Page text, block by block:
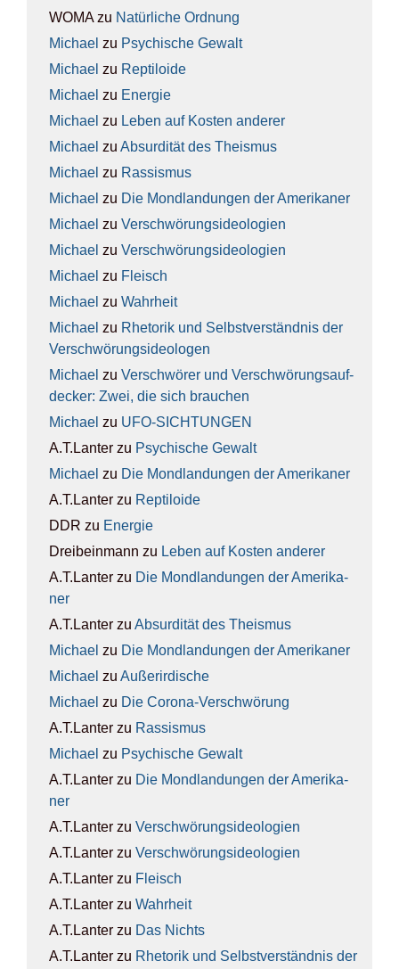
WOMAzu Natür­li­che Ord­nung
Michael zu Psy­chi­sche Gewalt
Michael zu Rep­ti­lo­ide
Michael zu Ener­gie
Michael zu Leben auf Kos­ten ande­rer
Michael zu Absur­di­tät des The­is­mus
Michael zu Ras­sis­mus
Michael zu Die Mond­lan­dun­gen der Ame­ri­ka­ner
Michael zu Ver­schwö­rungs­ideo­lo­gien
Michael zu Ver­schwö­rungs­ideo­lo­gien
Michael zu Fleisch
Michael zu Wahr­heit
Michael zu Rhe­to­rik und Selbst­ver­ständ­nis der
Ver­schwö­rungs­ideo­lo­gen
Michael zu Ver­schwö­rer und Ver­schwö­rungs­auf­
de­cker: Zwei, die sich brau­chen
Michael zu UFO-SICH­TUN­GEN
A.T.Lanter zu Psy­chi­sche Gewalt
Michael zu Die Mond­lan­dun­gen der Ame­ri­ka­ner
A.T.Lanter zu Rep­ti­lo­ide
DDR zu Ener­gie
Dreibeinmann zu Leben auf Kos­ten ande­rer
A.T.Lanter zu Die Mond­lan­dun­gen der Ame­ri­ka­
ner
A.T.Lanter zu Absur­di­tät des The­is­mus
Michael zu Die Mond­lan­dun­gen der Ame­ri­ka­ner
Michael zu Außer­ir­di­sche
Michael zu Die Coro­na-Ver­schwö­rung
A.T.Lanter zu Ras­sis­mus
Michael zu Psy­chi­sche Gewalt
A.T.Lanter zu Die Mond­lan­dun­gen der Ame­ri­ka­
ner
A.T.Lanter zu Ver­schwö­rungs­ideo­lo­gien
A.T.Lanter zu Ver­schwö­rungs­ideo­lo­gien
A.T.Lanter zu Fleisch
A.T.Lanter zu Wahr­heit
A.T.Lanter zu Das Nichts
A.T.Lanter zu Rhe­to­rik und Selbst­ver­ständ­nis der